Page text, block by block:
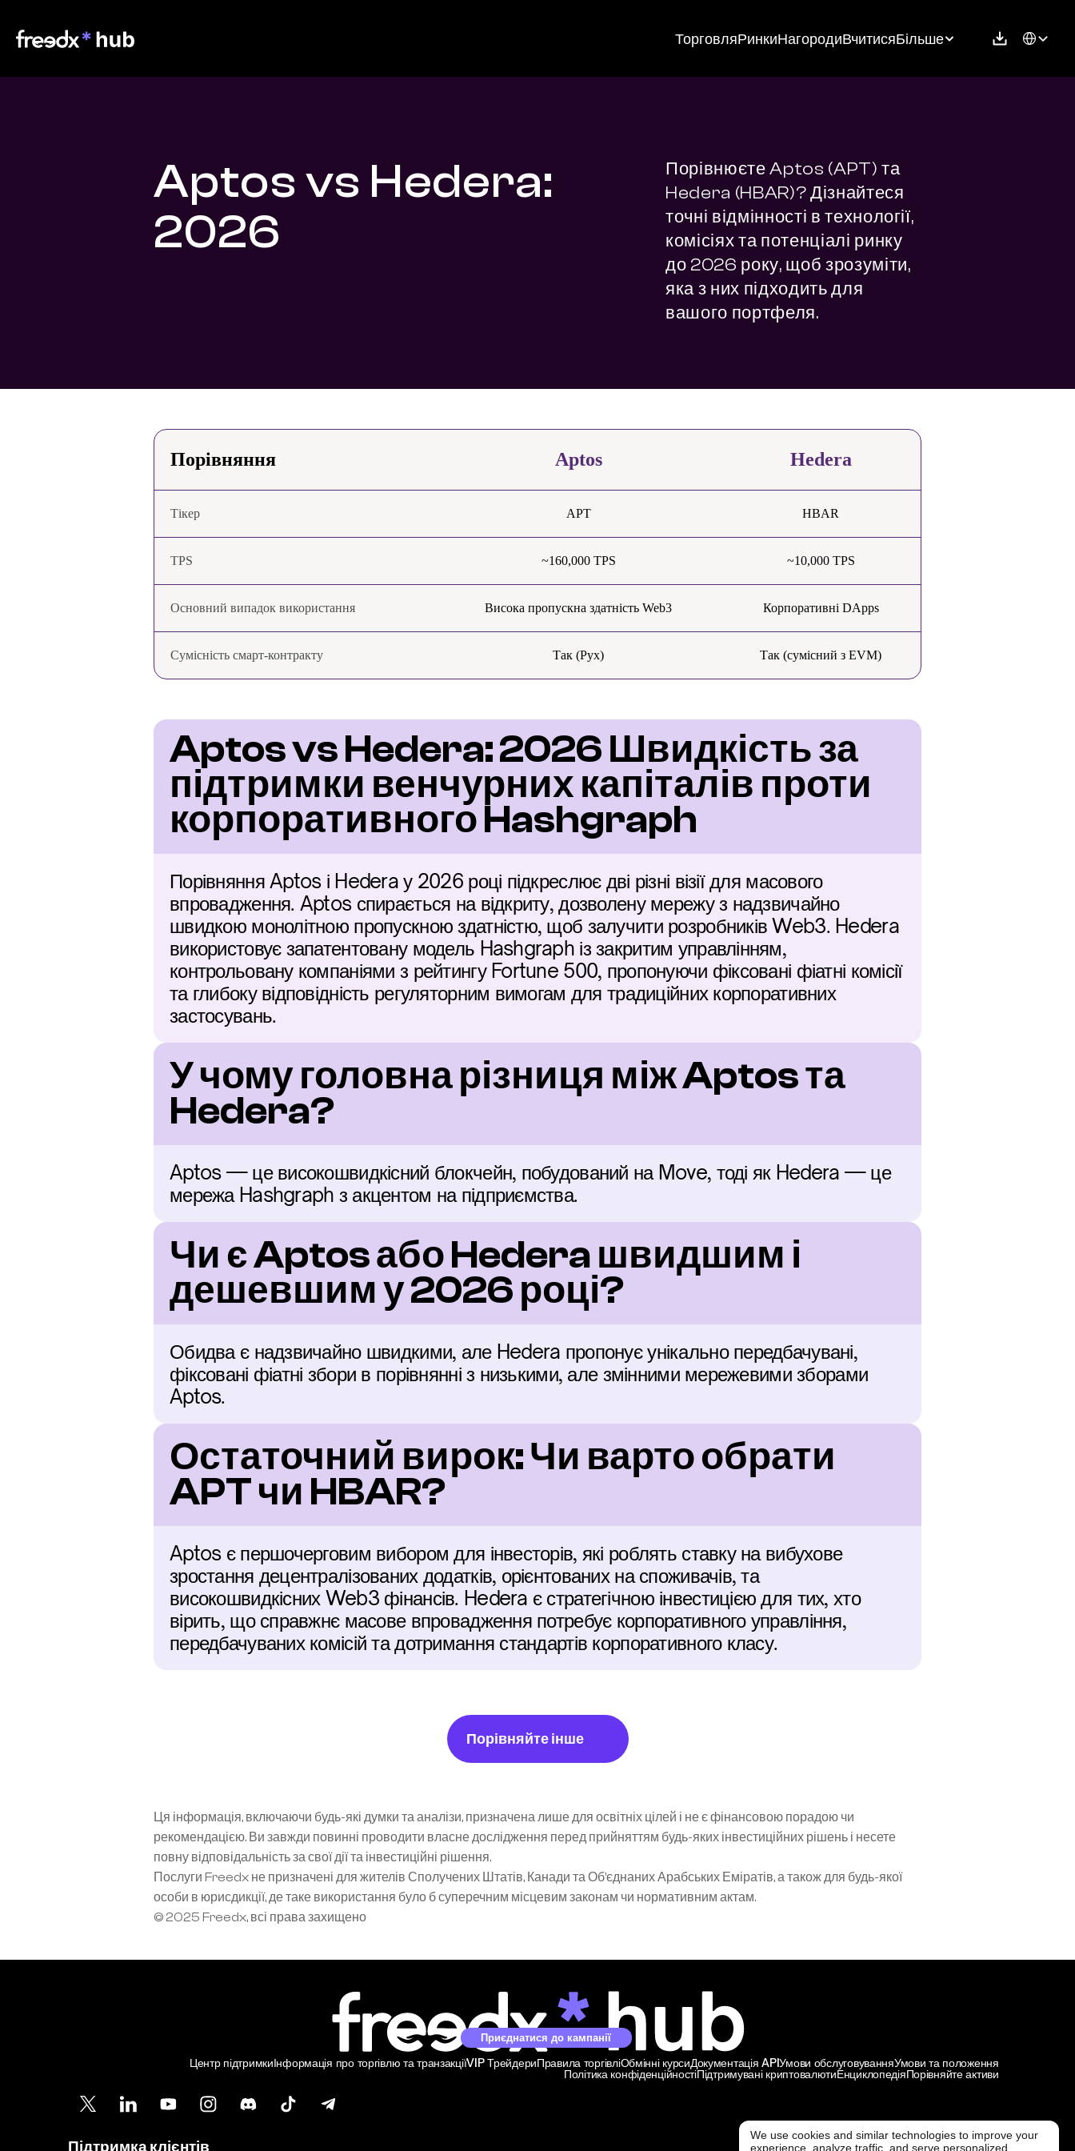
ТорговляРинкиНагородиВчитисяБільше Select
Aptos vs Hedera:
2026
Порівнюєте Aptos (APT) та
Hedera (HBAR)? Дізнайтеся
точні відмінності в технології,
комісіях та потенціалі ринку
до 2026 року, щоб зрозуміти,
яка з них підходить для
вашого портфеля.
Порівняння Aptos Hedera
Тікер APT HBAR
TPS ~160,000 TPS ~10,000 TPS
Основний випадок використання Висока пропускна здатність Web3 Корпоративні DApps
Сумісність смарт-контракту Так (Рух) Так (сумісний з EVM)
Aptos vs Hedera: 2026 Швидкість за
підтримки венчурних капіталів проти
корпоративного Hashgraph
Порівняння Aptos і Hedera у 2026 році підкреслює дві різні візії для масового
впровадження. Aptos спирається на відкриту, дозволену мережу з надзвичайно
швидкою монолітною пропускною здатністю, щоб залучити розробників Web3. Hedera
використовує запатентовану модель Hashgraph із закритим управлінням,
контрольовану компаніями з рейтингу Fortune 500, пропонуючи фіксовані фіатні комісії
та глибоку відповідність регуляторним вимогам для традиційних корпоративних
застосувань.
У чому головна різниця між Aptos та
Hedera?
Aptos — це високошвидкісний блокчейн, побудований на Move, тоді як Hedera — це
мережа Hashgraph з акцентом на підприємства.
Чи є Aptos або Hedera швидшим і
дешевшим у 2026 році?
Обидва є надзвичайно швидкими, але Hedera пропонує унікально передбачувані,
фіксовані фіатні збори в порівнянні з низькими, але змінними мережевими зборами
Aptos.
Остаточний вирок: Чи варто обрати
APT чи HBAR?
Aptos є першочерговим вибором для інвесторів, які роблять ставку на вибухове
зростання децентралізованих додатків, орієнтованих на споживачів, та
високошвидкісних Web3 фінансів. Hedera є стратегічною інвестицією для тих, хто
вірить, що справжнє масове впровадження потребує корпоративного управління,
передбачуваних комісій та дотримання стандартів корпоративного класу.
Порівняйте інше
Ця інформація, включаючи будь-які думки та аналізи, призначена лише для освітніх цілей і не є фінансовою порадою чи
рекомендацією. Ви завжди повинні проводити власне дослідження перед прийняттям будь-яких інвестиційних рішень і несете
повну відповідальність за свої дії та інвестиційні рішення.
Послуги Freedx не призначені для жителів Сполучених Штатів, Канади та Об’єднаних Арабських Еміратів, а також для будь-якої
особи в юрисдикції, де таке використання було б суперечним місцевим законам чи нормативним актам.
© 2025 Freedx, всі права захищено
Приєднатися до кампанії
Центр підтримкиІнформація про торгівлю та транзакціїVIP ТрейдериПравила торгівліОбмінні курсиДокументація APIУмови обслуговуванняУмови та положення
Політика конфіденційностіПідтримувані криптовалютиЕнциклопедіяПорівняйте активи
Підтримка клієнтів
We use cookies and similar technologies to improve your
experience, analyze traffic, and serve personalized